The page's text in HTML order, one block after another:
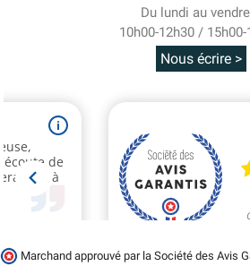
Du lundi au
10h00-12h30 / 15h00-
Nous écrire >
Marchand approuvé par la Société des Avis